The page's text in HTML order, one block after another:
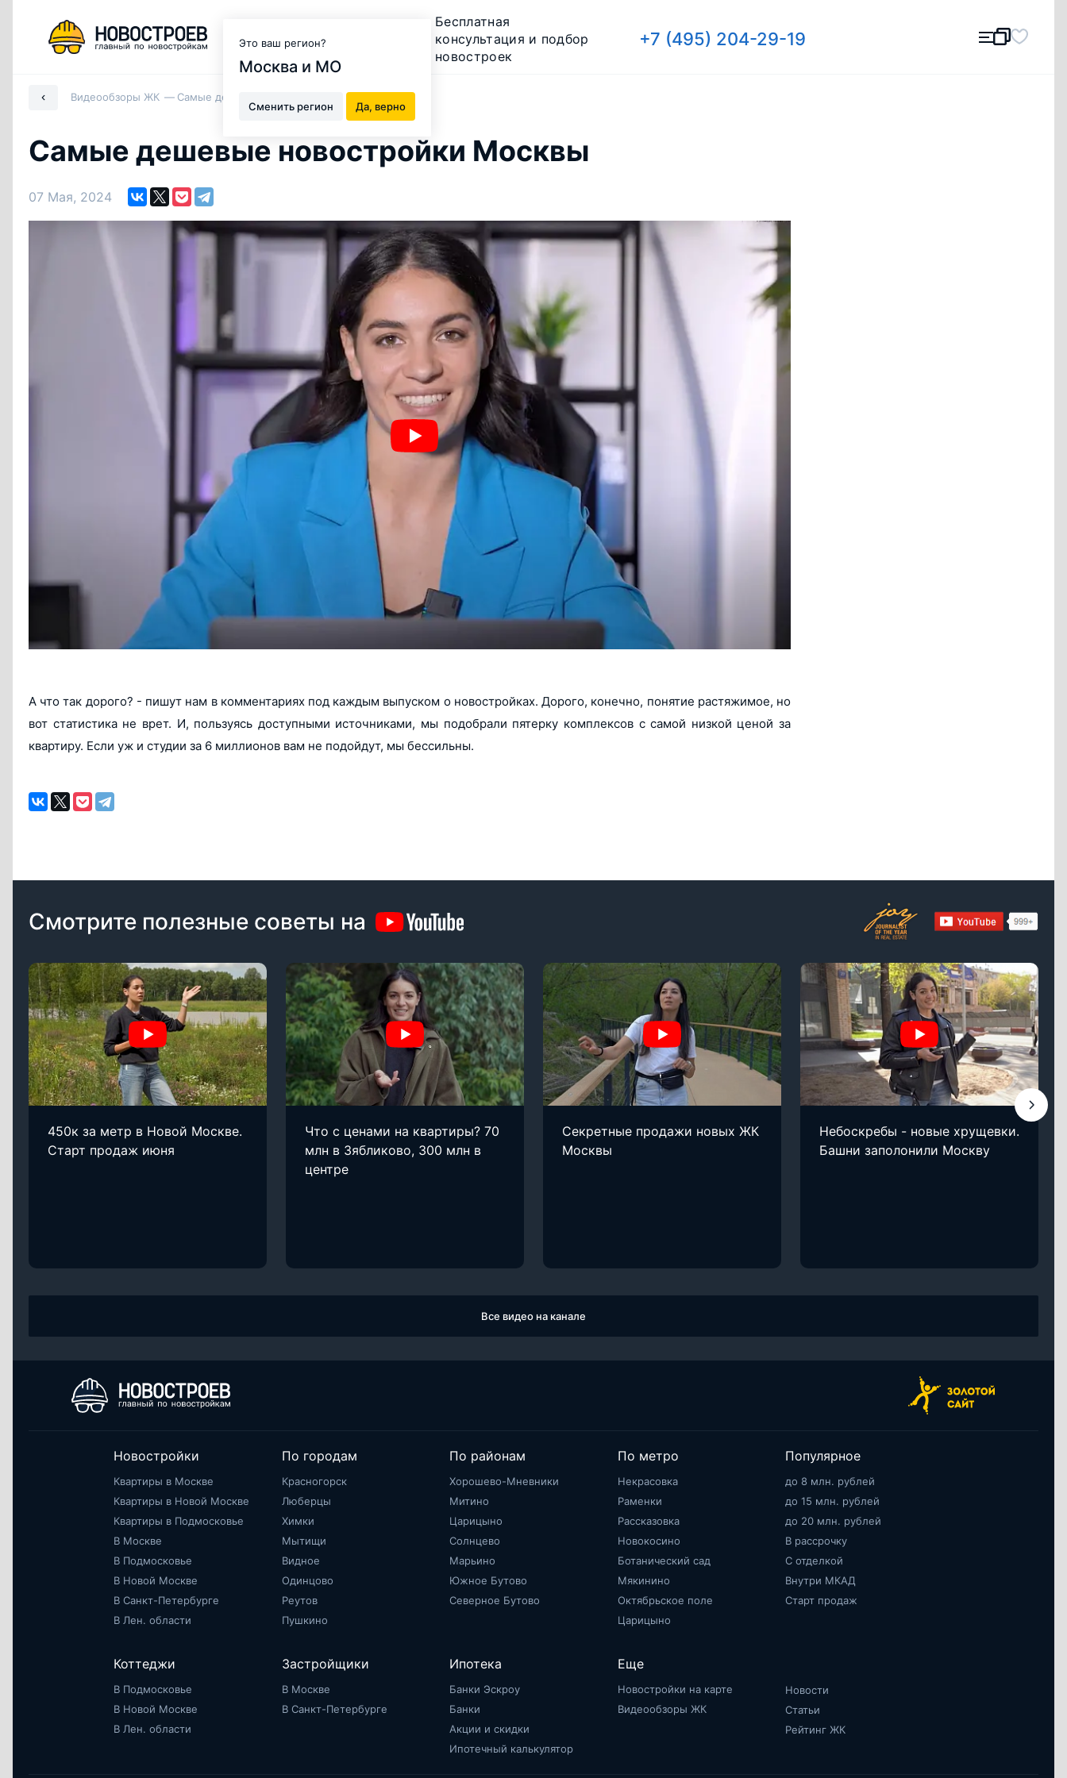
Это ваш регион?
Москва и МО
Сменить регион Да, верно
Бесплатная
консультация и подбор
новостроек
+7 (495) 204-29-19
Видеообзоры ЖК Самые дешевые новостройки Москвы
Самые дешевые новостройки Москвы
07 Мая, 2024
А что так дорого? - пишут нам в комментариях под каждым выпуском о новостройках. Дорого, конечно, понятие растяжимое, но
вот статистика не врет. И, пользуясь доступными источниками, мы подобрали пятерку комплексов с самой низкой ценой за
квартиру. Если уж и студии за 6 миллионов вам не подойдут, мы бессильны.
Смотрите полезные советы на
450к за метр в Новой Москве.
Старт продаж июня
Что с ценами на квартиры? 70
млн в Зябликово, 300 млн в
центре
Секретные продажи новых ЖК
Москвы
Небоскребы - новые хрущевки.
Башни заполонили Москву
Все видео на канале
Новостройки
Квартиры в Москве
Квартиры в Новой Москве
Квартиры в Подмосковье
В Москве
В Подмосковье
В Новой Москве
В Санкт-Петербурге
В Лен. области
По городам
Красногорск
Люберцы
Химки
Мытищи
Видное
Одинцово
Реутов
Пушкино
По районам
Хорошево-Мневники
Митино
Царицыно
Солнцево
Марьино
Южное Бутово
Северное Бутово
По метро
Некрасовка
Раменки
Рассказовка
Новокосино
Ботанический сад
Мякинино
Октябрьское поле
Царицыно
Популярное
до 8 млн. рублей
до 15 млн. рублей
до 20 млн. рублей
В рассрочку
С отделкой
Внутри МКАД
Старт продаж
Коттеджи
В Подмосковье
В Новой Москве
В Лен. области
Застройщики
В Москве
В Санкт-Петербурге
Ипотека
Банки Эскроу
Банки
Акции и скидки
Ипотечный калькулятор
Еще
Новостройки на карте
Видеообзоры ЖК
Новости
Статьи
Рейтинг ЖК